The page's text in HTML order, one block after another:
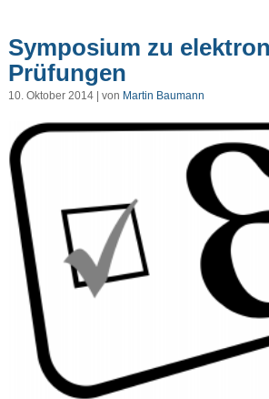
Symposium zu
Prüfungen
10. Oktober 2014 | von Martin Baumann